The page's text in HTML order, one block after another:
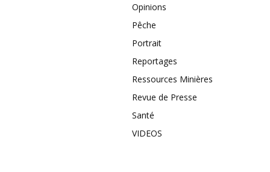
Opinions
Pêche
Portrait
Reportages
Ressources Minières
Revue de Presse
Santé
VIDEOS